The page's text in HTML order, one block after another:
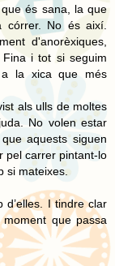
és sana, la que
No és així.
d'anorèxiques,
i tot si seguim
a la xica que més
als ulls de moltes
No volen estar
aquests siguen
pel carrer pintant-lo
si mateixes.
d’elles. I tindre clar
que passa